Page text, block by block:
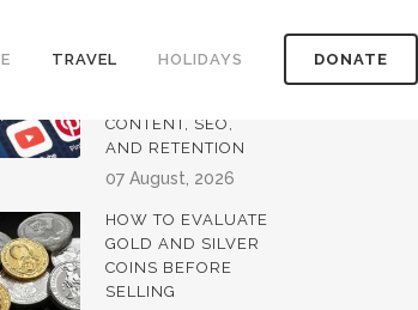
DONATE
TRAVEL HOLIDAYS
HOW TO GROW
CONTENT, SEO,
AND RETENTION
07 August, 2026
HOW TO EVALUATE
GOLD AND SILVER
COINS BEFORE
SELLING